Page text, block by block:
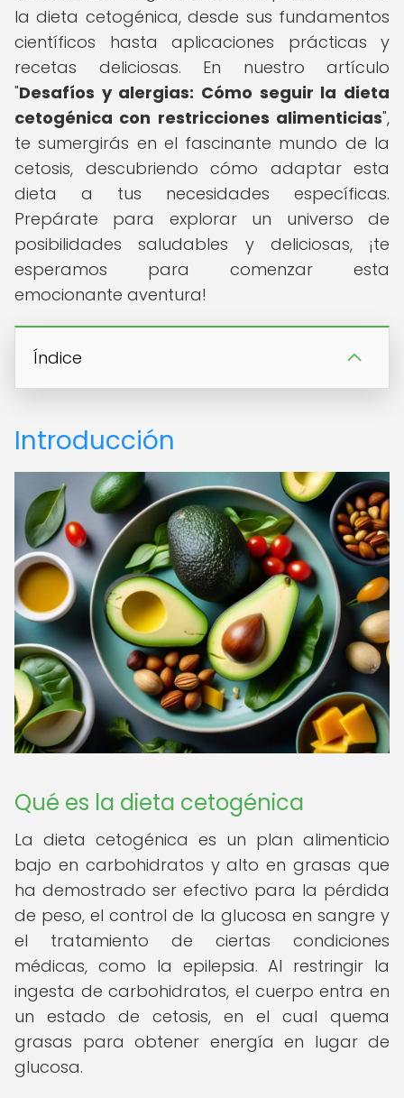
la dieta cetogénica, desde sus fundamentos
científicos hasta aplicaciones prácticas y
recetas deliciosas. En nuestro artículo
"Desafíos y alergias: Cómo seguir la dieta
cetogénica con restricciones alimenticias",
te sumergirás en el fascinante mundo de la
cetosis, descubriendo cómo adaptar esta
dieta a tus necesidades específicas.
Prepárate para explorar un universo de
posibilidades saludables y deliciosas, ¡te
esperamos para comenzar esta
emocionante aventura!
Índice
Introducción
Qué es la dieta cetogénica
La dieta cetogénica es un plan alimenticio
bajo en carbohidratos y alto en grasas que
ha demostrado ser efectivo para la pérdida
de peso, el control de la glucosa en sangre y
el tratamiento de ciertas condiciones
médicas, como la epilepsia. Al restringir la
ingesta de carbohidratos, el cuerpo entra en
un estado de cetosis, en el cual quema
grasas para obtener energía en lugar de
glucosa.